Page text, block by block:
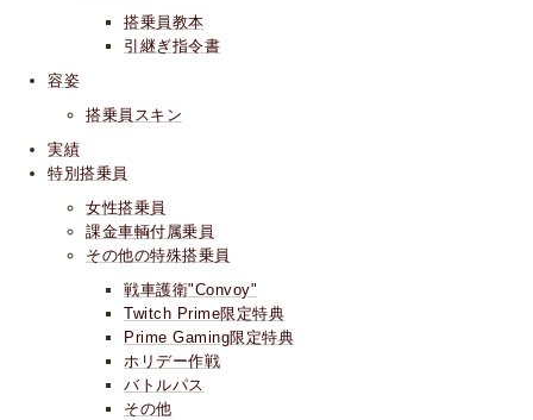
搭乗員教本
引継ぎ指令書
容姿
搭乗員スキン
実績
特別搭乗員
女性搭乗員
課金車輌付属乗員
その他の特殊搭乗員
戦車護衛"Convoy"
Twitch Prime限定特典
Prime Gaming限定特典
ホリデー作戦
バトルパス
その他